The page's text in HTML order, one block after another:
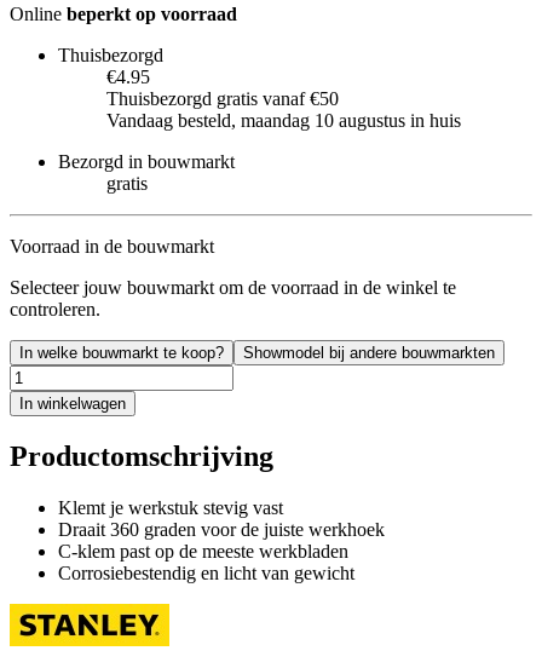
Online beperkt op voorraad
Thuisbezorgd
€4.95
Thuisbezorgd gratis vanaf €50
Vandaag besteld, maandag 10 augustus in huis
Bezorgd in bouwmarkt
gratis
Voorraad in de bouwmarkt
Selecteer jouw bouwmarkt om de voorraad in de winkel te
controleren.
In welke bouwmarkt te koop? Showmodel bij andere bouwmarkten
In winkelwagen
Productomschrijving
Klemt je werkstuk stevig vast
Draait 360 graden voor de juiste werkhoek
C-klem past op de meeste werkbladen
Corrosiebestendig en licht van gewicht